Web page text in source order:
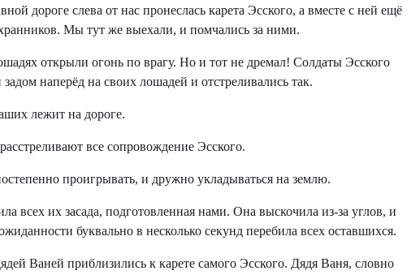
дороге слева от нас пронеслась карета Эсского, а вместе с ней ещё
Мы тут же выехали, и помчались за ними.
открыли огонь по врагу. Но и тот не дремал! Солдаты Эсского
задом наперёд на своих лошадей и отстреливались так.
лежит на дороге.
все сопровождение Эсского.
проигрывать, и дружно укладываться на землю.
всех их засада, подготовленная нами. Она выскочила из-за углов, и
буквально в несколько секунд перебила всех оставшихся.
Ваней приблизились к карете самого Эсского. Дядя Ваня, словно